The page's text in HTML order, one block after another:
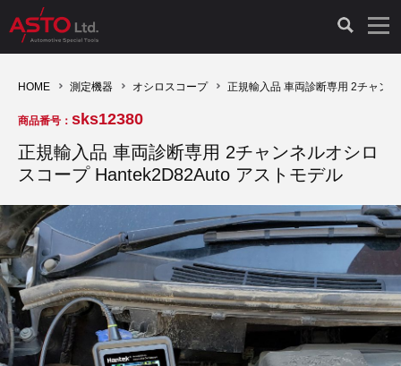
診断機（16）
キープログラマー（4）
EV 専用 整備機器（11）
ADAS（7）
オプション品（17）
診断テスター（10）
キープログラマー（20）
内視カメラ（6）
スモークテスター（4）
安定化電源ユニット（8）
HCB TOOLS（45）
AST TOOLS（51）
Hubitools（17）
LASER（39）
ドイツ車（211）
オシロスコープ（2）
オシロ関連商品（9）
シミュレータ（19）
その他（8）
ドイツ車（427）
イタリア/フランス車（145）
イギリス車（26）
アメリカ車（60）
スウェーデン車（45）
現品修理（77）
リビルト品（58）
クローン作製（20）
コントロールユニット初期化（3）
イモビライザーOFF（1）
オシロスコープ（10）
アクセサリー（13）
その他（2）
HOME 測定機器 オシロスコープ 正規輸入品 車両診断専用 2チャン
商品番号： sks12380
正規輸入品 車両診断専用 2チャンネルオシロ
スコープ Hantek2D82Auto アストモデル